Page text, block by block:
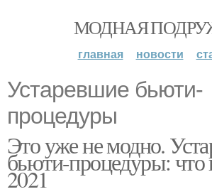
МОДНАЯ
главная новости
Устаревшие бьюти-
процедуры
Это уже не модно.
бьюти-процедуры: что
2021